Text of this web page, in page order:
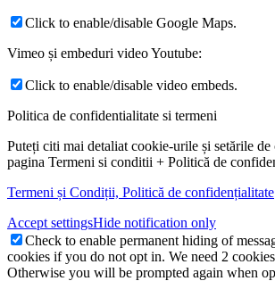
Click to enable/disable Google Maps.
Vimeo și embeduri video Youtube:
Click to enable/disable video embeds.
Politica de confidentialitate si termeni
Puteți citi mai detaliat cookie-urile și setările
pagina Termeni si conditii + Politică de
Termeni și Condiții, Politică de confidențialitate
Accept settingsHide notification only
Check to enable permanent hiding of
cookies if you do not opt in. We need 2
Otherwise you will be prompted again when